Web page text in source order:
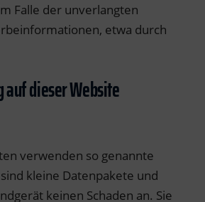
Falle der unverlangten
etwa durch
dieser Website
verwenden so genannte
sind kleine Datenpakete und
keinen Schaden an. Sie